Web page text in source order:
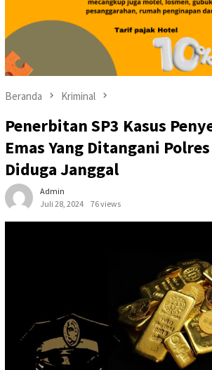
Beranda Kriminal
Penerbitan SP3 Kasus
Emas Yang Ditangani
Diduga Janggal
Admin
Juli 28, 2024
76 views